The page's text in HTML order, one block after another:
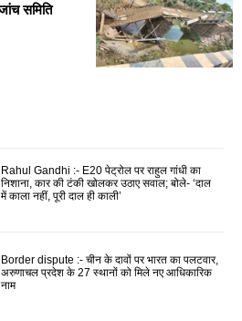
समिति
Rahul Gandhi :- E20 पेट्रोल पर राहुल गांधी का
निशाना, कार की टंकी खोलकर उठाए सवाल; बोले- ‘दाल
में काला नहीं, पूरी दाल ही काली’
Border dispute :- चीन के दावों पर भारत का पलटवार,
अरुणाचल प्रदेश के 27 स्थानों को मिले नए आधिकारिक
नाम